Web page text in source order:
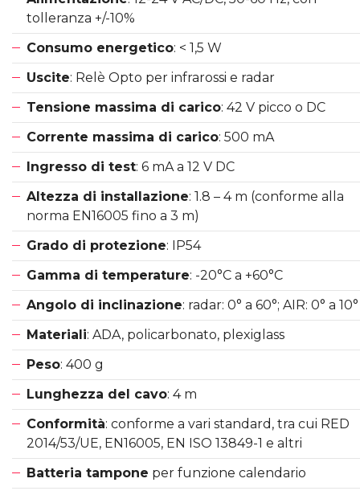
tolleranza +/-10%
Consumo energetico: < 1,5 W
Uscite: Relè Opto per infrarossi e radar
Tensione massima di carico: 42 V picco o DC
Corrente massima di carico: 500 mA
Ingresso di test: 6 mA a 12 V DC
Altezza di installazione: 1.8 – 4 m (conforme alla
norma EN16005 fino a 3 m)
Grado di protezione: IP54
Gamma di temperature: -20°C a +60°C
Angolo di inclinazione: radar: 0° a 60°; AIR: 0° a 10°
Materiali: ADA, policarbonato, plexiglass
Peso: 400 g
Lunghezza del cavo: 4 m
Conformità: conforme a vari standard, tra cui RED
2014/53/UE, EN16005, EN ISO 13849-1 e altri
Batteria tampone per funzione calendario